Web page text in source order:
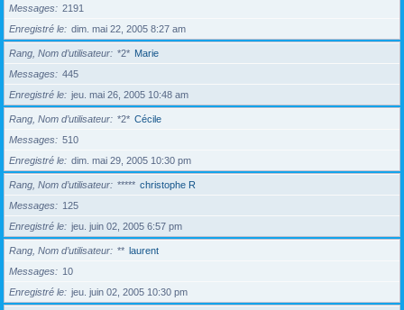
Messages
2191
Enregistré le
dim. mai 22, 2005 8:27 am
Rang, Nom d’utilisateur *2* Marie
Messages
445
Enregistré le
jeu. mai 26, 2005 10:48 am
Rang, Nom d’utilisateur *2* Cécile
Messages
510
Enregistré le
dim. mai 29, 2005 10:30 pm
Rang, Nom d’utilisateur ***** christophe R
Messages
125
Enregistré le
jeu. juin 02, 2005 6:57 pm
Rang, Nom d’utilisateur ** laurent
Messages
10
Enregistré le
jeu. juin 02, 2005 10:30 pm